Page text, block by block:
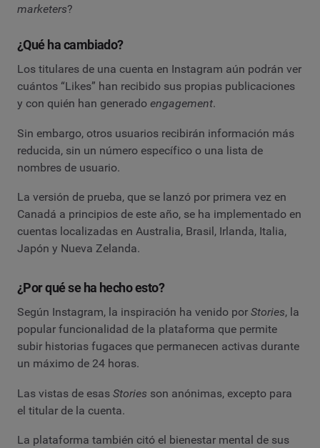
marketers?
¿Qué ha cambiado?
Los titulares de una cuenta en Instagram aún podrán ver
cuántos “Likes” han recibido sus propias publicaciones
y con quién han generado engagement.
Sin embargo, otros usuarios recibirán información más
reducida, sin un número específico o una lista de
nombres de usuario.
La versión de prueba, que se lanzó por primera vez en
Canadá a principios de este año, se ha implementado en
cuentas localizadas en Australia, Brasil, Irlanda, Italia,
Japón y Nueva Zelanda.
¿Por qué se ha hecho esto?
Según Instagram, la inspiración ha venido por Stories, la
popular funcionalidad de la plataforma que permite
subir historias fugaces que permanecen activas durante
un máximo de 24 horas.
Las vistas de esas Stories son anónimas, excepto para
el titular de la cuenta.
La plataforma también citó el bienestar mental de sus